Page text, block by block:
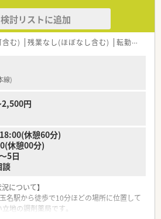
舗とのラウンダー勤務となり、高速道路料
します。
ます。
用しており、シフト調整によって土日休み
です。
時間は月に数時間程度であり、プライベート
きるようヘルプ専任の薬剤師が在籍し、無
す。
年末年始休暇は4日間が設定されており、リ
です。
検討リストに追加
む) 残業なし(ほぼなし含む) 転勤なし
線)
円
休憩60分)
休憩00分)
5日
談
について】
名駅から徒歩で10分ほどの場所に位置して
地の調剤薬局です。